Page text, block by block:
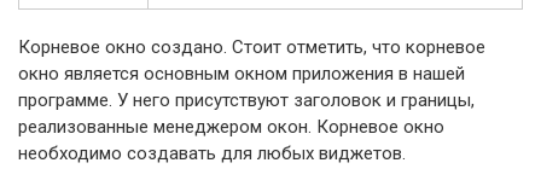
Корневое окно создано. Стоит отметить, что корневое
окно является основным окном приложения в нашей
программе. У него присутствуют заголовок и границы,
реализованные менеджером окон. Корневое окно
необходимо создавать для любых виджетов.